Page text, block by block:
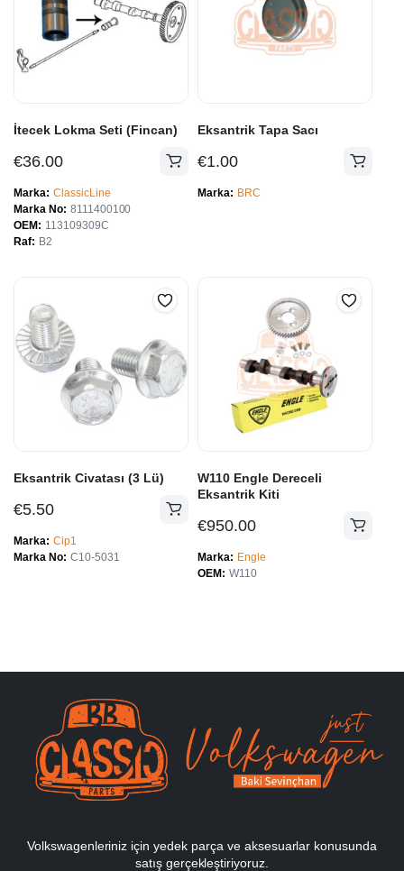
İtecek Lokma Seti (Fincan)
€36.00
Marka ClassicLine
Marka No 8111400100
OEM
113109309C
Raf
B2
Eksantrik Tapa Sacı
€1.00
Marka BRC
Eksantrik Civatası (3 Lü)
€5.50
Marka Cip1
Marka No C10-5031
W110 Engle Dereceli
Eksantrik Kiti
€950.00
Marka
Engle
OEM
W110
Volkswagenleriniz için yedek parça ve aksesuarlar konusunda
satış gerçekleştiriyoruz.